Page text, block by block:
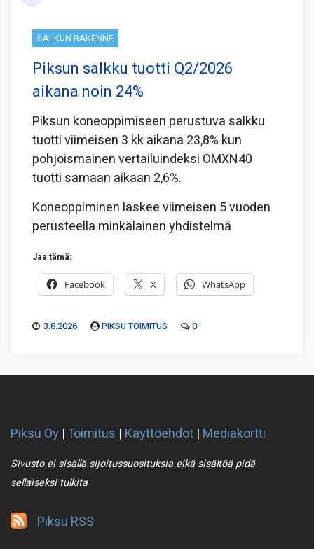
SALKUN RAKENNE
Piksun salkku tuotti Q2/2026
aikana noin 24%
Piksun koneoppimiseen perustuva salkku
tuotti viimeisen 3 kk aikana 23,8% kun
pohjoismainen vertailuindeksi OMXN40
tuotti samaan aikaan 2,6%.
Koneoppiminen laskee viimeisen 5 vuoden
perusteella minkälainen yhdistelmä
Jaa tämä:
Facebook X WhatsApp
3.8.2026 PIKSU TOIMITUS 0
Piksu Oy |Toimitus | Käyttöehdot | Mediakortti
Sivusto ei sisällä sijoitussuosituksia eikä sisältöä pidä
sellaiseksi tulkita
Piksu RSS